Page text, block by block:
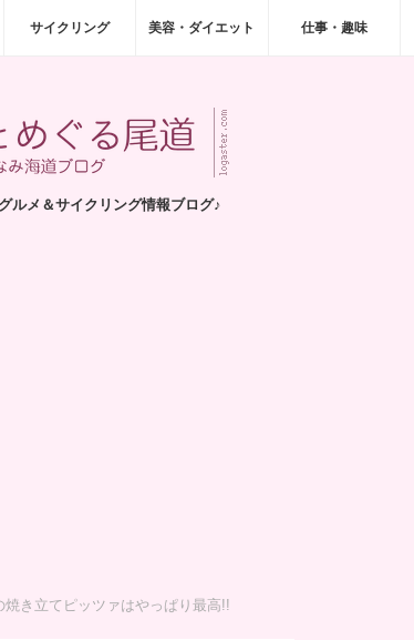
サイクリング 美容・ダイエット 仕事・趣味
ルメ＆サイクリング情報ブログ♪
き立てピッツァはやっぱり最高!!